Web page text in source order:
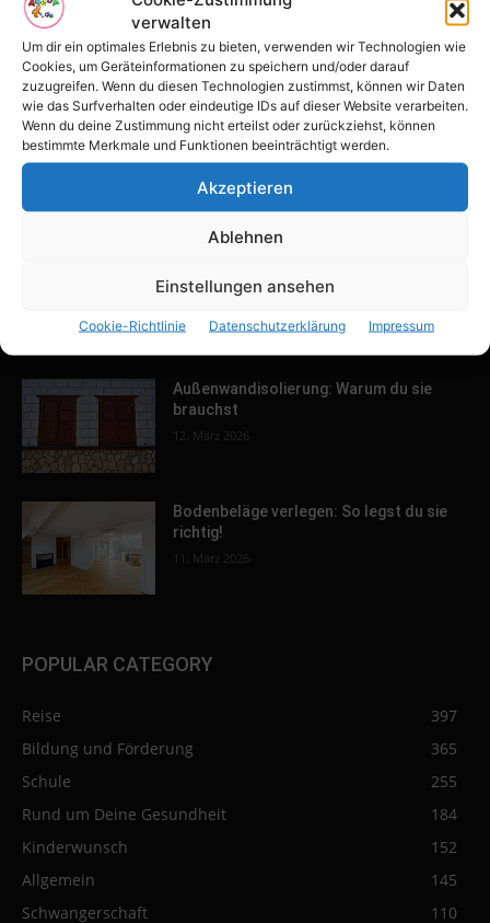
verwalten
Um dir ein optimales Erlebnis zu bieten, verwenden wir Technologien wie
Cookies, um Geräteinformationen zu speichern und/oder darauf
zuzugreifen. Wenn du diesen Technologien zustimmst, können wir Daten
wie das Surfverhalten oder eindeutige IDs auf dieser Website verarbeiten.
Wenn du deine Zustimmung nicht erteilst oder zurückziehst, können
bestimmte Merkmale und Funktionen beeinträchtigt werden.
Akzeptieren
Ablehnen
Einstellungen ansehen
Cookie-Richtlinie Datenschutzerklärung Impressum
Tulpenfest läutet Frühling in Potsdam
ein
16. April 2026
Familien-Paradies an der Adria
dein Zuhause
Außenwandisolierung: Warum du sie
brauchst
12. März 2026
Bodenbeläge verlegen: So legst du sie
richtig!
11. März 2026
POPULAR CATEGORY
Reise
397
Bildung und Förderung
365
Schule
255
Rund um Deine Gesundheit
184
Kinderwunsch
152
Allgemein
145
Schwangerschaft
110